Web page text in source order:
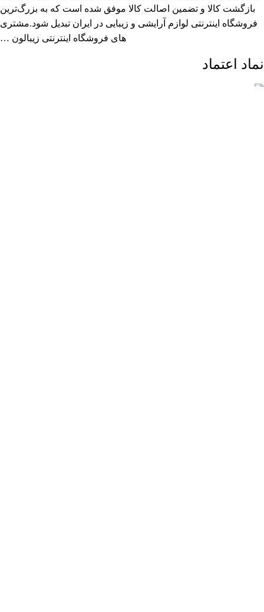
بازگشت کالا و تضمین اصالت کالا موفق شده است که به بزرگ‌ترین
فروشگاه اینترنتی لوازم آرایشی و زیبایی در ایران تبدیل شود.مشتری
های فروشگاه اینترنتی زیبالون …
نماد اعتماد